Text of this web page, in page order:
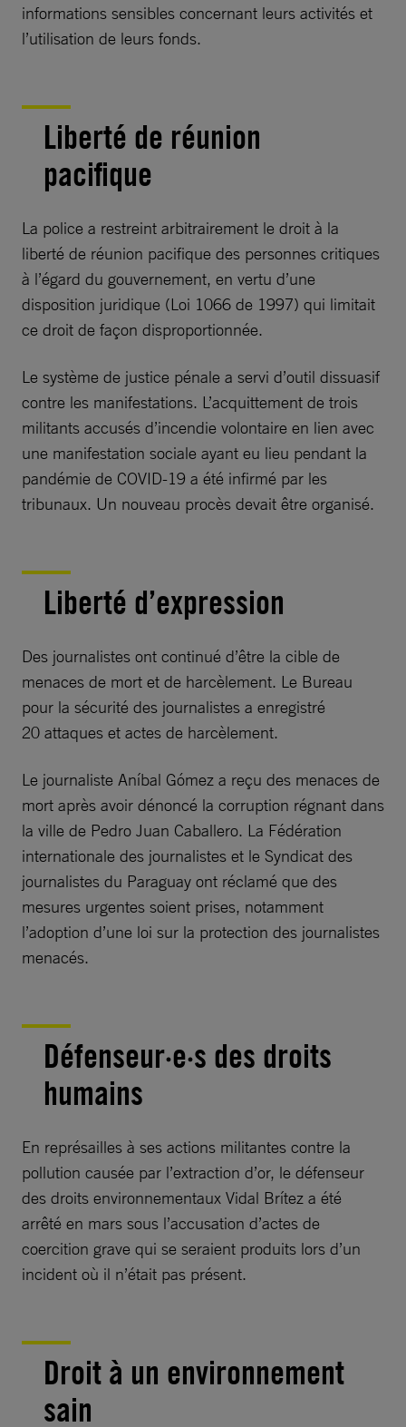
informations sensibles concernant leurs activités et
l’utilisation de leurs fonds.
Liberté de réunion
pacifique
La police a restreint arbitrairement le droit à la
liberté de réunion pacifique des personnes critiques
à l’égard du gouvernement, en vertu d’une
disposition juridique (Loi 1066 de 1997) qui limitait
ce droit de façon disproportionnée.
Le système de justice pénale a servi d’outil dissuasif
contre les manifestations. L’acquittement de trois
militants accusés d’incendie volontaire en lien avec
une manifestation sociale ayant eu lieu pendant la
pandémie de COVID-19 a été infirmé par les
tribunaux. Un nouveau procès devait être organisé.
Liberté d’expression
Des journalistes ont continué d’être la cible de
menaces de mort et de harcèlement. Le Bureau
pour la sécurité des journalistes a enregistré
20 attaques et actes de harcèlement.
Le journaliste Aníbal Gómez a reçu des menaces de
mort après avoir dénoncé la corruption régnant dans
la ville de Pedro Juan Caballero. La Fédération
internationale des journalistes et le Syndicat des
journalistes du Paraguay ont réclamé que des
mesures urgentes soient prises, notamment
l’adoption d’une loi sur la protection des journalistes
menacés.
Défenseur·e·s des droits
humains
En représailles à ses actions militantes contre la
pollution causée par l’extraction d’or, le défenseur
des droits environnementaux Vidal Brítez a été
arrêté en mars sous l’accusation d’actes de
coercition grave qui se seraient produits lors d’un
incident où il n’était pas présent.
Droit à un environnement
sain